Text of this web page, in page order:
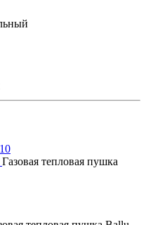
Газовая тепловая пушка